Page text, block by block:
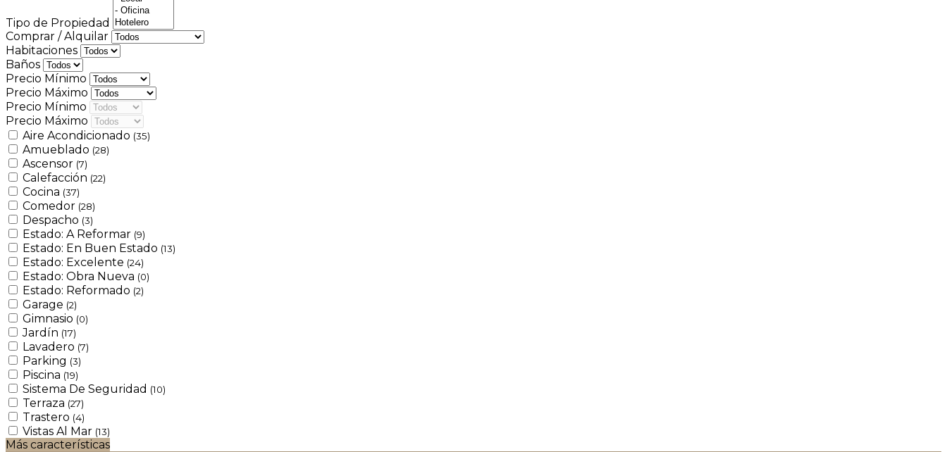
Tipo de Propiedad
Comprar / Alquilar
Habitaciones
Baños
Precio Mínimo
Precio Máximo
Precio Mínimo
Precio Máximo
Aire Acondicionado (35)
Amueblado (28)
Ascensor (7)
Calefacción (22)
Cocina (37)
Comedor (28)
Despacho (3)
Estado: A Reformar (9)
Estado: En Buen Estado (13)
Estado: Excelente (24)
Estado: Obra Nueva (0)
Estado: Reformado (2)
Garage (2)
Gimnasio (0)
Jardín (17)
Lavadero (7)
Parking (3)
Piscina (19)
Sistema De Seguridad (10)
Terraza (27)
Trastero (4)
Vistas Al Mar (13)
Más características